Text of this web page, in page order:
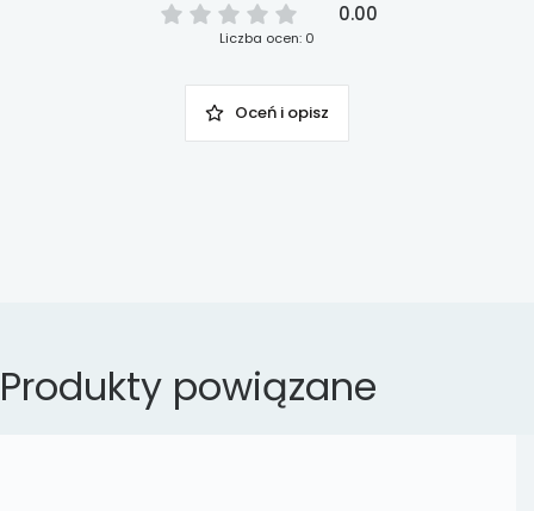
0.00
Liczba ocen: 0
Oceń i opisz
Produkty powiązane